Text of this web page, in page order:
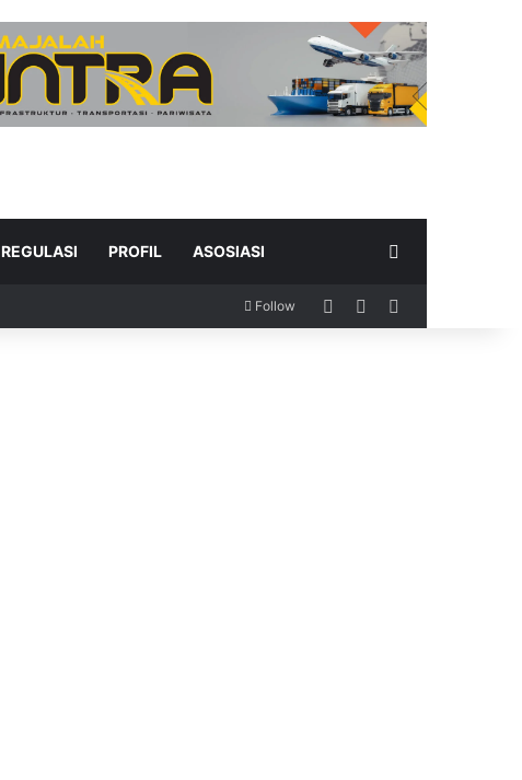
REGULASI PROFIL ASOSIASI
Follow Log InRandom Article